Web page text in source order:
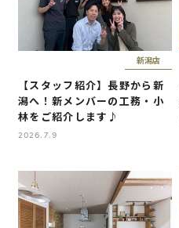
新潟店
【スタッフ紹介】長野から新
潟へ！新メンバーの工務・小
林をご紹介します♪
2026.7.9